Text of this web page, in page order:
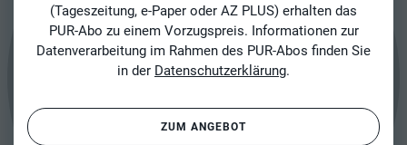
(Tageszeitung, e-Paper oder AZ PLUS) erhalten das
PUR-Abo zu einem Vorzugspreis. Informationen zur
Datenverarbeitung im Rahmen des PUR-Abos finden Sie
in der Datenschutzerklärung.
ZUM ANGEBOT